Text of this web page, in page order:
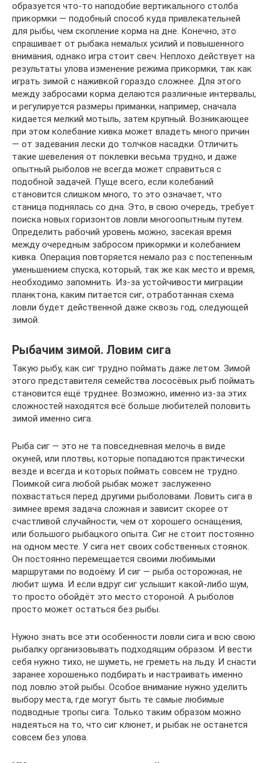
образуется что-то наподобие вертикального столба
прикормки — подобный способ куда привлекательней
для рыбы, чем скопление корма на дне. Конечно, это
спрашивает от рыбака немалых усилий и повышенного
внимания, однако игра стоит свеч. Неплохо действует на
результаты улова изменение режима прикормки, так как
играть зимой с наживкой гораздо сложнее. Для этого
между забросами корма делаются различные интервалы,
и регулируется размеры приманки, например, сначала
кидается мелкий мотыль, затем крупный. Возникающее
при этом колебание кивка может владеть много причин
— от задевания лески до толчков насадки. Отличить
такие шевеления от поклевки весьма трудно, и даже
опытный рыболов не всегда может справиться с
подобной задачей. Пуще всего, если колебаний
становится слишком много, то это означает, что
станица поднялась со дна. Это, в свою очередь, требует
поиска новых горизонтов ловли многоопытным путем.
Определить рабочий уровень можно, засекая время
между очередным забросом прикормки и колебанием
кивка. Операция повторяется немало раз с постепенным
уменьшением спуска, который, так же как место и время,
необходимо запомнить. Из-за устойчивости миграции
планктона, каким питается сиг, отработанная схема
ловли будет действенной даже сквозь год, следующей
зимой.
Рыбачим зимой. Ловим сига
Такую рыбу, как сиг трудно поймать даже летом. Зимой
этого представителя семейства лососёвых рыб поймать
становится ещё труднее. Возможно, именно из-за этих
сложностей находятся всё больше любителей половить
зимой именно сига.
Рыба сиг — это не та повседневная мелочь в виде
окуней, или плотвы, которые попадаются практически
везде и всегда и которых поймать совсем не трудно.
Поимкой сига любой рыбак может заслуженно
похвастаться перед другими рыболовами. Ловить сига в
зимнее время задача сложная и зависит скорее от
счастливой случайности, чем от хорошего оснащения,
или большого рыбацкого опыта. Сиг не стоит постоянно
на одном месте. У сига нет своих собственных стоянок.
Он постоянно перемещается своими любимыми
маршрутами по водоёму. И сиг — рыба осторожная, не
любит шума. И если вдруг сиг услышит какой-либо шум,
то просто обойдёт это место стороной. А рыболов
просто может остаться без рыбы.
Нужно знать все эти особенности ловли сига и всю свою
рыбалку организовывать подходящим образом. И вести
себя нужно тихо, не шуметь, не греметь на льду. И снасти
заранее хорошенько подбирать и настраивать именно
под ловлю этой рыбы. Особое внимание нужно уделить
выбору места, где могут быть те самые любимые
подводные тропы сига. Только таким образом можно
надеяться на то, что сиг клюнет, и рыбак не останется
совсем без улова.